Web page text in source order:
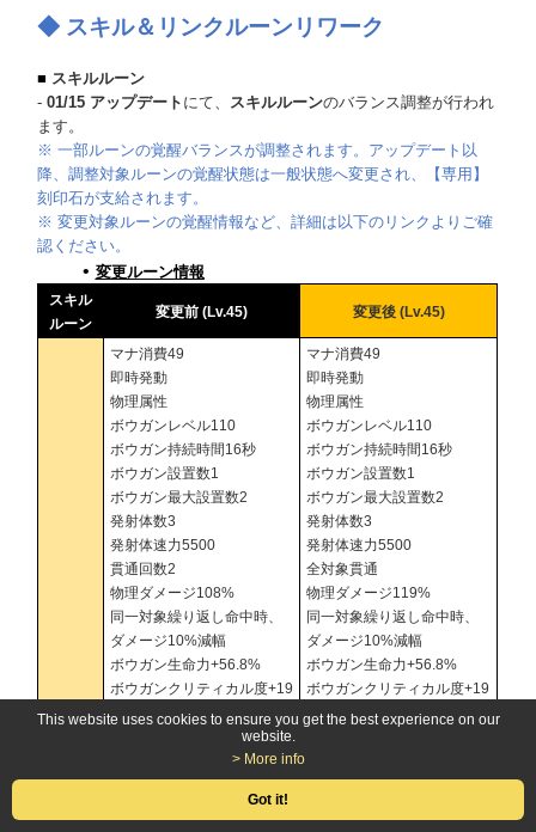
◆ スキル＆リンクルーン リワーク
■ スキルルーン
-01/15 アップデート にて、 スキルルーンのバランス調整が行われ
ます。
※ 一部ルーンの覚醒バランスが調整されます。アップデート以
降、調整対象ルーンの覚醒状態は一般状態へ変更され、【専用】
刻印石が支給されます。
※ 変更対象ルーンの覚醒情報など、詳細は以下のリンクよりご確
認ください。
変更ルーン情報
スキル
ルーン
変更前 (Lv.45) 変更後 (Lv.45)
マナ消費49
即時発動
物理属性
ボウガンレベル110
ボウガン持続時間16秒
ボウガン設置数1
ボウガン最大設置数2
発射体数3
発射体速力5500
貫通回数2
物理ダメージ108%
同一対象繰り返し命中時、
ダメージ10%減幅
ボウガン生命力+56.8%
ボウガンクリティカル度+19
(魔法等級効果) ボウガン生
(魔法等級効果) ボウガンと
敵との距離が400以下の場
マナ消費49
即時発動
物理属性
ボウガンレベル110
ボウガン持続時間16秒
ボウガン設置数1
ボウガン最大設置数2
発射体数3
発射体速力5500
全対象貫通
物理ダメージ119%
同一対象繰り返し命中時、
ダメージ10%減幅
ボウガン生命力+56.8%
ボウガンクリティカル度+19
(魔法等級効果) ボウガン生
敵との距離が400以下の場
This website uses cookies to ensure you get the best experience on our
website.
> More info
Got it!